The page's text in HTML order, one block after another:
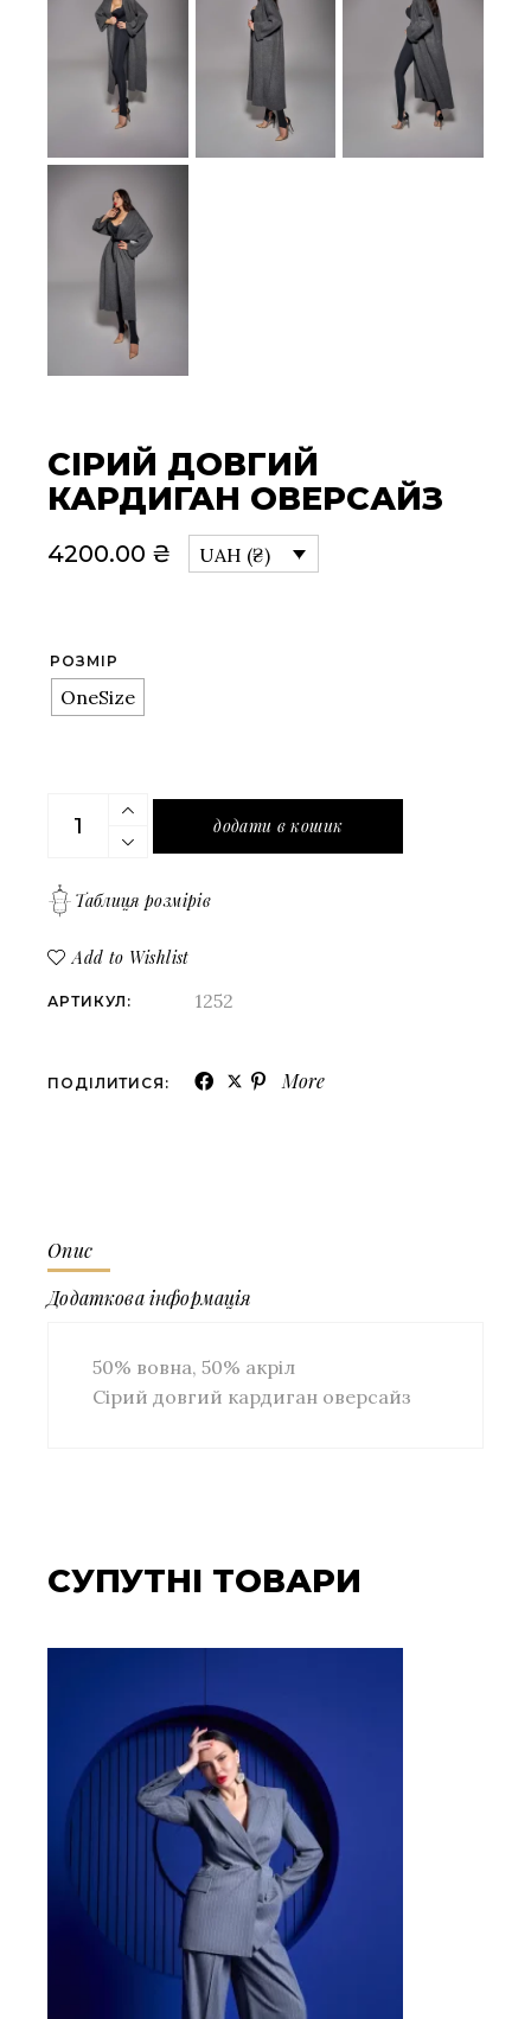
СІРИЙ ДОВГИЙ
КАРДИГАН ОВЕРСАЙЗ
4200.00 ₴ UAH (₴)
РОЗМІР
OneSize
Сірий довгий кардиган оверсайз quantity
додати в кошик
Таблиця розмірів
Add to Wishlist
АРТИКУЛ: 1252
ПОДІЛИТИСЯ: More
Опис
Додаткова інформація
50% вовна, 50% акріл
Сірий довгий кардиган оверсайз
СУПУТНІ ТОВАРИ